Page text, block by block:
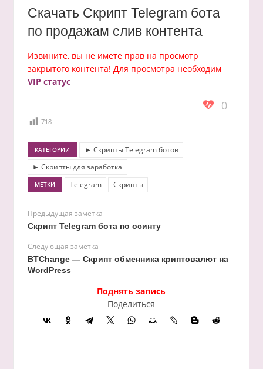
Скачать Скрипт Telegram бота
по продажам слив контента
Извините, вы не имете прав на просмотр
закрытого контента! Для просмотра необходим
VIP статус
0
718
КАТЕГОРИИ
► Скрипты Telegram ботов
► Скрипты для заработка
МЕТКИ Telegram Скрипты
Предыдущая заметка
Скрипт Telegram бота по осинту
Следующая заметка
BTChange — Скрипт обменника криптовалют на
WordPress
Поднять запись
Поделиться